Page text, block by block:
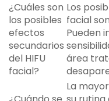
¿Cuáles son
los posibles
efectos
secundarios
del HIFU
facial?
Los
facial
Pueden
área
La